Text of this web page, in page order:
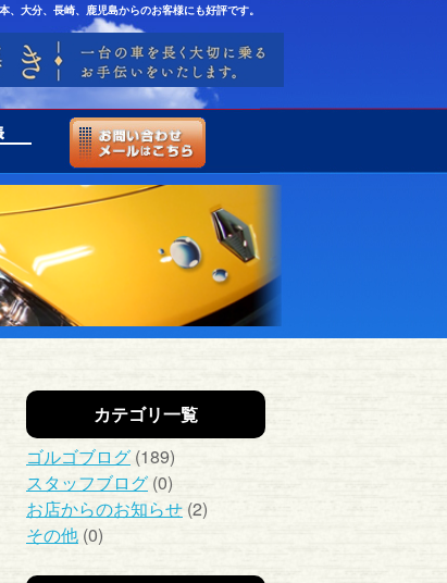
大分、長崎、鹿児島からのお客様にも好評です。
カテゴリ一覧
ゴルゴブログ (189)
スタッフブログ (0)
お店からのお知らせ (2)
その他 (0)